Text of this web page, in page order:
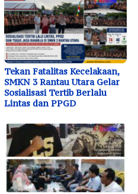
Tekan Fatalitas Kecelakaan,
SMKN 3 Rantau Utara Gelar
Sosialisasi Tertib Berlalu
Lintas dan PPGD